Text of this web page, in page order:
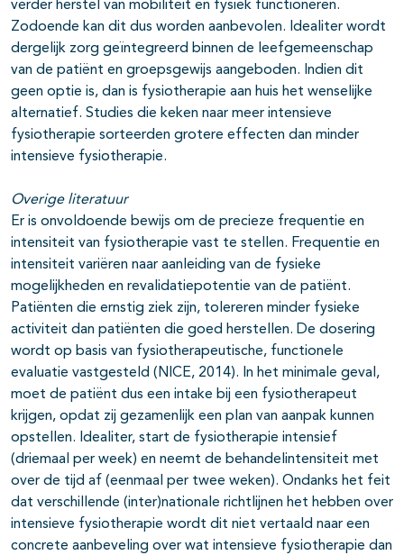
verder herstel van mobiliteit en fysiek functioneren.
Zodoende kan dit dus worden aanbevolen. Idealiter wordt
dergelijk zorg geïntegreerd binnen de leefgemeenschap
van de patiënt en groepsgewijs aangeboden. Indien dit
geen optie is, dan is fysiotherapie aan huis het wenselijke
alternatief. Studies die keken naar meer intensieve
fysiotherapie sorteerden grotere effecten dan minder
intensieve fysiotherapie.
Overige literatuur
Er is onvoldoende bewijs om de precieze frequentie en
intensiteit van fysiotherapie vast te stellen. Frequentie en
intensiteit variëren naar aanleiding van de fysieke
mogelijkheden en revalidatiepotentie van de patiënt.
Patiënten die ernstig ziek zijn, tolereren minder fysieke
activiteit dan patiënten die goed herstellen. De dosering
wordt op basis van fysiotherapeutische, functionele
evaluatie vastgesteld (NICE, 2014). In het minimale geval,
moet de patiënt dus een intake bij een fysiotherapeut
krijgen, opdat zij gezamenlijk een plan van aanpak kunnen
opstellen. Idealiter, start de fysiotherapie intensief
(driemaal per week) en neemt de behandelintensiteit met
over de tijd af (eenmaal per twee weken). Ondanks het feit
dat verschillende (inter)nationale richtlijnen het hebben over
intensieve fysiotherapie wordt dit niet vertaald naar een
concrete aanbeveling over wat intensieve fysiotherapie dan